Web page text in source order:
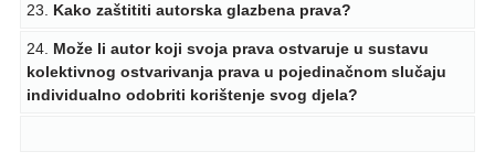
23. Kako zaštititi autorska glazbena prava?
24. Može li autor koji svoja prava ostvaruje u sustavu
kolektivnog ostvarivanja prava u pojedinačnom slučaju
individualno odobriti korištenje svog djela?